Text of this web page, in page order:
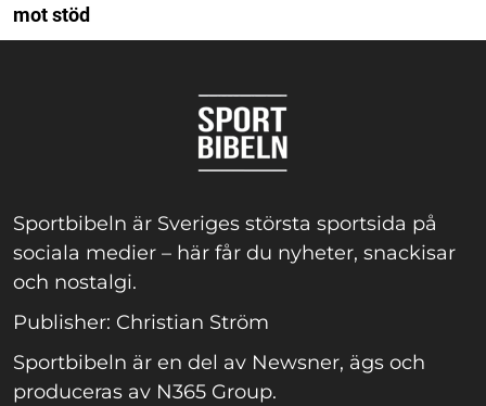
mot stöd
Sportbibeln är Sveriges största sportsida på
sociala medier – här får du nyheter, snackisar
och nostalgi.
Publisher: Christian Ström
Sportbibeln är en del av Newsner, ägs och
produceras av N365 Group.